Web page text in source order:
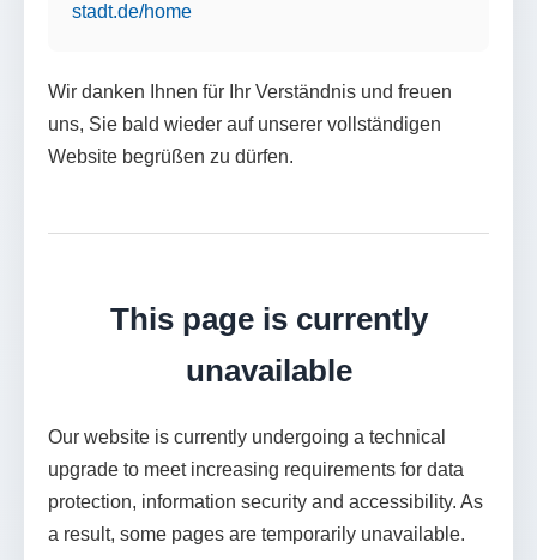
stadt.de/home
Wir danken Ihnen für Ihr Verständnis und freuen
uns, Sie bald wieder auf unserer vollständigen
Website begrüßen zu dürfen.
This page is currently
unavailable
Our website is currently undergoing a technical
upgrade to meet increasing requirements for data
protection, information security and accessibility. As
a result, some pages are temporarily unavailable.